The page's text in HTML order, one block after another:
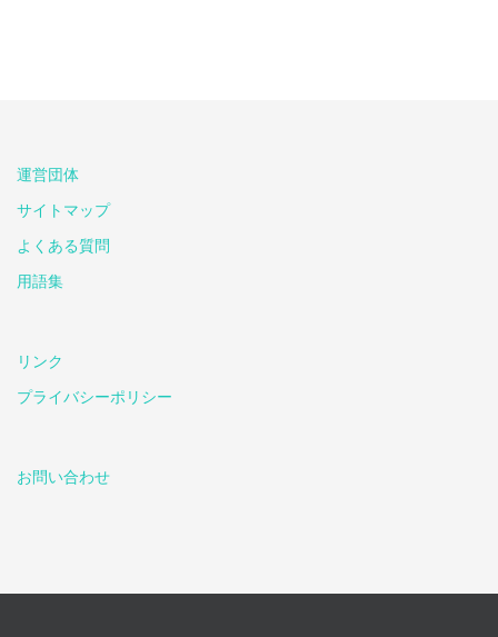
運営団体
サイトマップ
よくある質問
用語集
リンク
プライバシーポリシー
お問い合わせ